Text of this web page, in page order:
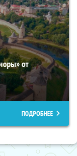
от
ПОДРОБНЕЕ